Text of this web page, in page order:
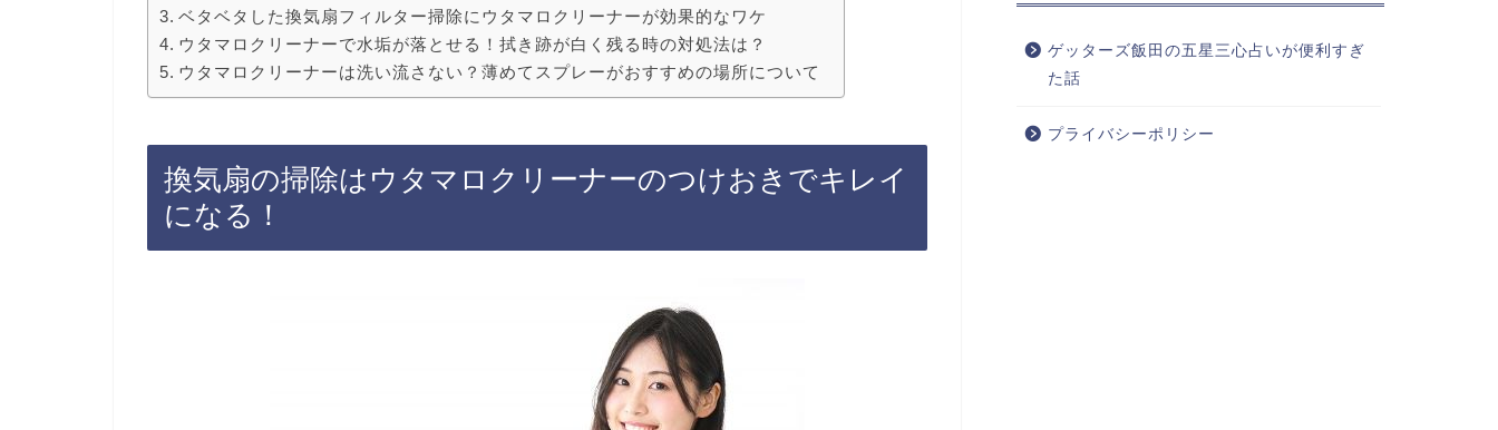
ベタベタした換気扇フィルター掃除にウタマロクリーナーが効果的なワケ
ウタマロクリーナーで水垢が落とせる！拭き跡が白く残る時の対処法は？
ウタマロクリーナーは洗い流さない？薄めてスプレーがおすすめの場所について
換気扇の掃除はウタマロクリーナーのつけおきでキレイ
になる！
ゲッターズ飯田の五星三心占いが便利すぎ
た話
プライバシーポリシー